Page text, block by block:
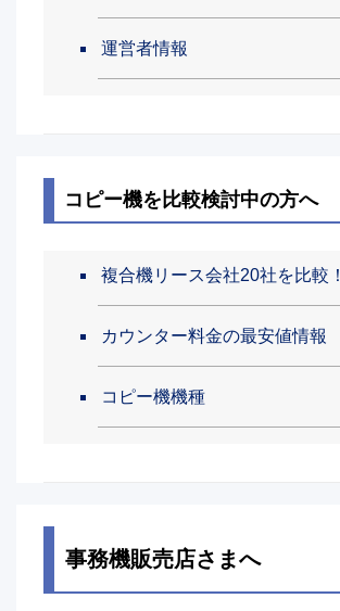
運営者情報
コピー機を比較検討中の方へ
複合機リース会社20社を比較！
カウンター料金の最安値情報
コピー機機種
事務機販売店さまへ